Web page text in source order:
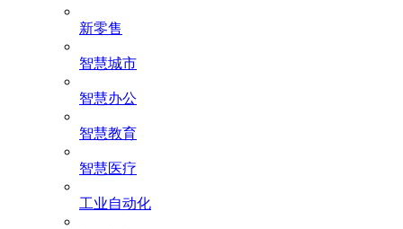
新零售
智慧城市
智慧办公
智慧教育
智慧医疗
工业自动化